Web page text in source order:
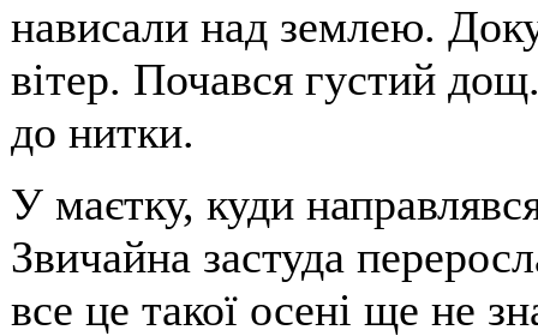
нависали над землею.
вітер. Почався густий
до нитки.
У маєтку, куди
Звичайна застуда
все це такої осені ще не